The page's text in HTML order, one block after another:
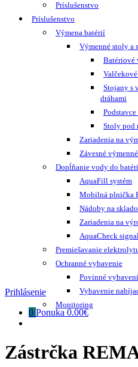
Príslušenstvo
Príslušenstvo
Výmena batérií
Výmenné stoly a
Batériové
Stojany s
dráhami
Stoly pod
Zariadenia na
Závesné
Dopĺňanie vody do batéri
AquaFill systém
Mobilná plnička
Nádoby na
Zariadenia na
AquaCheck
Premiešavanie
Ochranné vybavenie
Povinné
Vybavenie
Monitoring
Prihlásenie
0 Ponuka 0.00€
Zástrčka